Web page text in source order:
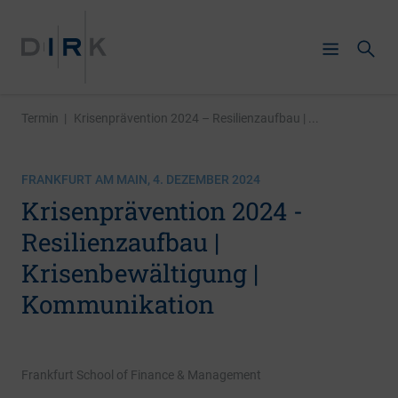
Termin | Krisenprävention 2024 – Resilienzaufbau | ...
FRANKFURT AM MAIN, 4. DEZEMBER 2024
Krisenprävention 2024 -
Resilienzaufbau |
Krisenbewältigung |
Kommunikation
Frankfurt School of Finance & Management